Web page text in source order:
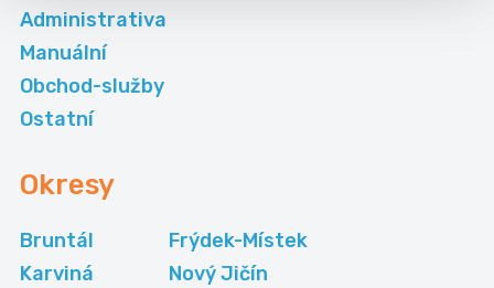
Administrativa
Manuální
Obchod-služby
Ostatní
Okresy
Bruntál
Frýdek-Místek
Karviná
Nový Jičín